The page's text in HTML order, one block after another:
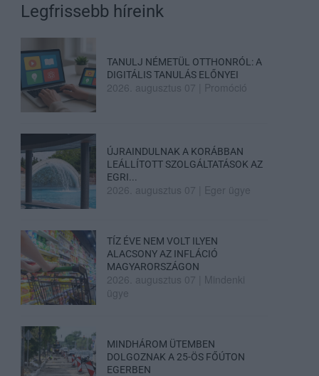
Legfrissebb híreink
TANULJ NÉMETÜL OTTHONRÓL: A
DIGITÁLIS TANULÁS ELŐNYEI
2026. augusztus 07 Promóció
ÚJRAINDULNAK A KORÁBBAN
LEÁLLÍTOTT SZOLGÁLTATÁSOK AZ
EGRI...
2026. augusztus 07 Eger ügye
TÍZ ÉVE NEM VOLT ILYEN
ALACSONY AZ INFLÁCIÓ
MAGYARORSZÁGON
2026. augusztus 07
Mindenki
ügye
MINDHÁROM ÜTEMBEN
DOLGOZNAK A 25-ÖS FŐÚTON
EGERBEN